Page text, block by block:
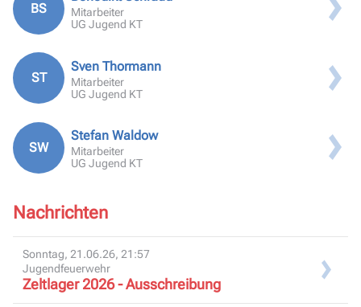
BS
Mitarbeiter
UG Jugend KT
ST
Sven Thormann
Mitarbeiter
UG Jugend KT
SW
Stefan Waldow
Mitarbeiter
UG Jugend KT
Nachrichten
Sonntag, 21.06.26, 21:57
Jugendfeuerwehr
Zeltlager 2026 - Ausschreibung